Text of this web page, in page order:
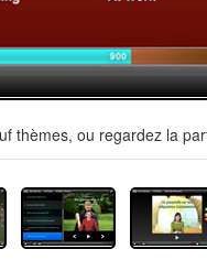
thèmes, ou regardez la